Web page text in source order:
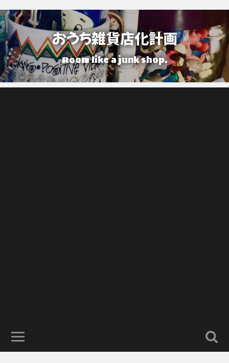
おうち雑貨店化計画
Room like a junk shop.